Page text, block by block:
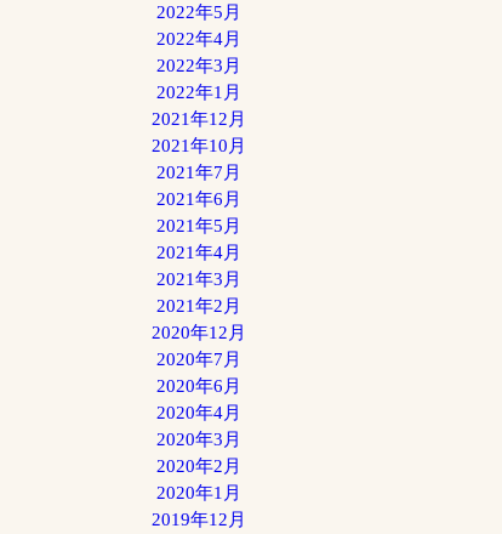
2022年5月
2022年4月
2022年3月
2022年1月
2021年12月
2021年10月
2021年7月
2021年6月
2021年5月
2021年4月
2021年3月
2021年2月
2020年12月
2020年7月
2020年6月
2020年4月
2020年3月
2020年2月
2020年1月
2019年12月